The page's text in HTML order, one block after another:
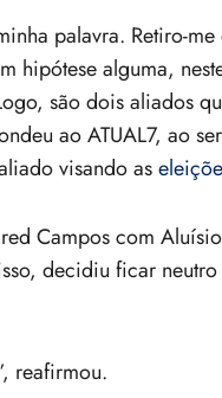
palavra. Retiro-
hipótese alguma,
são dois aliados
ao ATUAL7, ao
visando as
Campos com
decidiu ficar
reafirmou.